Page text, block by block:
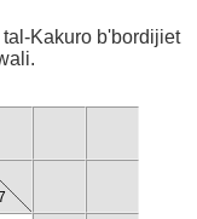
Kakuro b'bordijiet